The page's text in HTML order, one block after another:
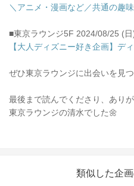
＼アニメ・漫画など／共通の趣
■東京ラウンジ5F 2024/08/25 (日
【大人ディズニー好き企画】デ
ぜひ東京ラウンジに出会いを見
最後まで読んでくださり、あり
東京ラウンジの清水でした🌼
類似した企